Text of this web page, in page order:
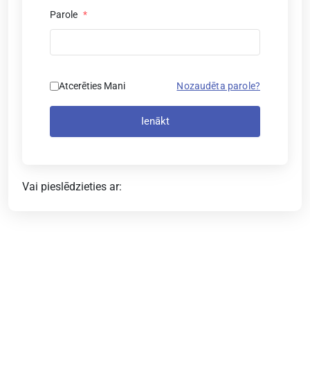
Parole *
Atcerēties Mani Nozaudēta parole?
Ienākt
Vai pieslēdzieties ar: